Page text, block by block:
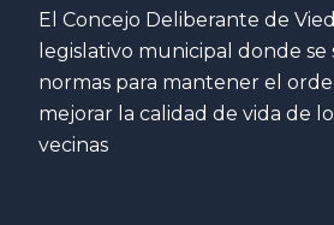
El Concejo Deliberante de
legislativo municipal donde se
normas para mantener el
mejorar la calidad de vida de
vecinas